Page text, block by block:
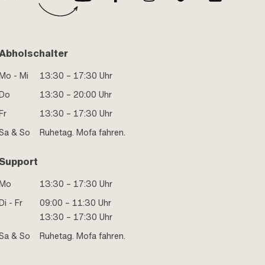
- Mi
13:30 – 17:30 Uhr
13:30 – 20:00 Uhr
13:30 – 17:30 Uhr
& So
Ruhetag. Mofa fahren.
13:30 – 17:30 Uhr
- Fr
09:00 – 11:30 Uhr
13:30 – 17:30 Uhr
& So
Ruhetag. Mofa fahren.